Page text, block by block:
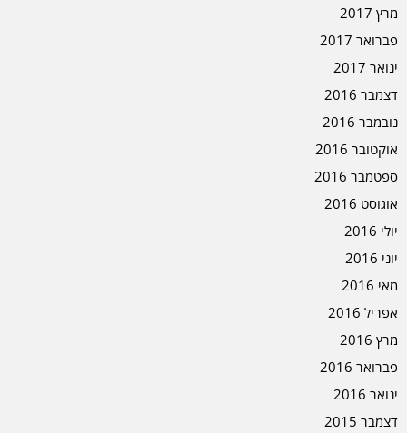
מרץ 2017
פברואר 2017
ינואר 2017
דצמבר 2016
נובמבר 2016
אוקטובר 2016
ספטמבר 2016
אוגוסט 2016
יולי 2016
יוני 2016
מאי 2016
אפריל 2016
מרץ 2016
פברואר 2016
ינואר 2016
דצמבר 2015